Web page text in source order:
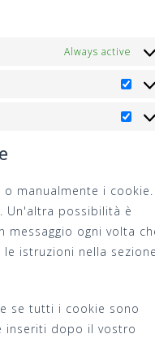
Always active
manualmente i cookie.
Un'altra possibilità è
ogni volta
istruzioni nella sezione
se tutti i cookie sono
inseriti dopo il vostro